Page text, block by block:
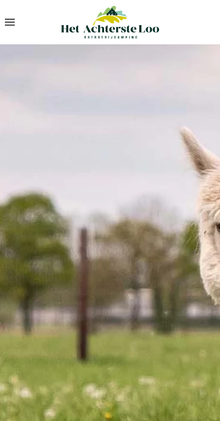
Skip to main content